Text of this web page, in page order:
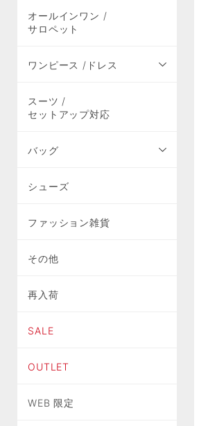
オールインワン /
サロペット
ワンピース /ドレス
スーツ /
セットアップ対応
バッグ
シューズ
ファッション雑貨
その他
再入荷
SALE
OUTLET
WEB 限定